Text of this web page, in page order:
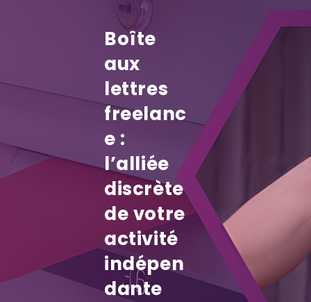
Boîte
aux
lettres
freelanc
e :
l’alliée
discrète
de votre
activité
indépen
dante